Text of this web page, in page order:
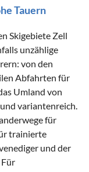
Tauern
Skigebiete Zell
unzählige
von den
Abfahrten für
Umland von
variantenreich.
für
trainierte
und der